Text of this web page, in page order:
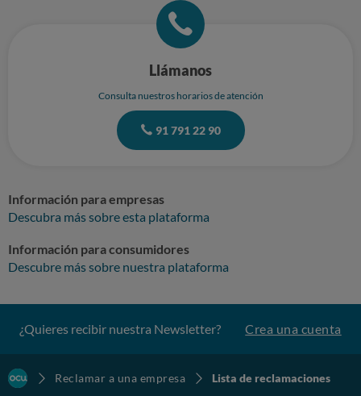
el pasajero desprotegido ante cualquier robo o sustracción. Por todo lo
expuesto anteriormente SOLICITO: 1. Una indemnización por las
pérdidas materiales ocasionadas (400 euros estimados en la denuncia
inmediata que realicé a la policía) 2. La revisión de las instrucciones del
billete, que ruegan al pasajero a dejar su equipaje en la cabina superior
del autobús, negándose luego a su protección
Llámanos
Consulta nuestros horarios de atención
91 791 22 90
Información para empresas
Descubra más sobre esta plataforma
Información para consumidores
Descubre más sobre nuestra plataforma
¿Quieres recibir nuestra Newsletter? Crea una cuenta
Reclamar a una empresa
Lista de reclamaciones